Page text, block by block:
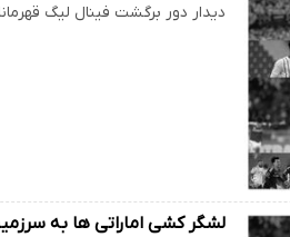
دیدار دور برگشت فینال لیگ
لشگر کشی اماراتی ها به